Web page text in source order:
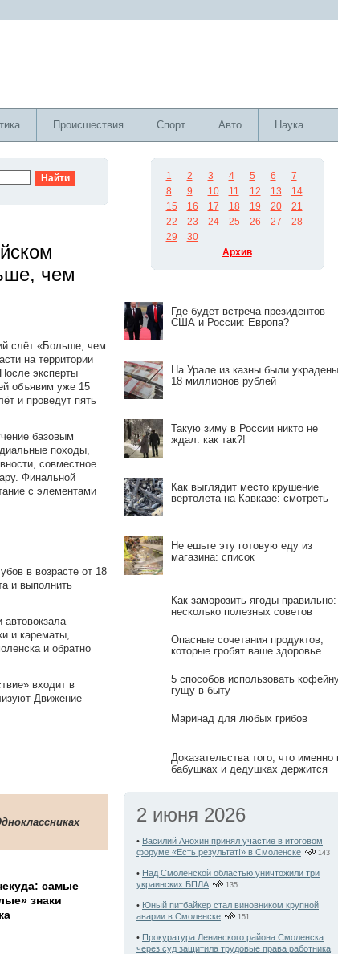
Происшествия Спорт Авто Наука
чем
слёт «Больше, чем
на территории
эксперты
объявим уже 15
и проведут пять
базовым
походы,
совместное
Финальной
с элементами
в возрасте от 18
и выполнить
автовокзала
и карематы,
и обратно
входит в
Движение
самые
знаки
1 2 3 4 5 6
7
8
9 10 11 12 13
14
15
16 17 18 19 20
21
22
23 24 25 26 27
28
29
30
Архив
Где будет встреча президентов
США и России: Европа?
На Урале из казны были украдены
18 миллионов рублей
Такую зиму в России никто не
ждал: как так?!
Как выглядит место крушение
вертолета на Кавказе: смотреть
Не ешьте эту готовую еду из
магазина: список
Как заморозить ягоды правильно:
несколько полезных советов
Опасные сочетания продуктов,
которые гробят ваше здоровье
5 способов использовать
гущу в быту
Маринад для любых грибов
Доказательства того, что именно
бабушках и дедушках держится
2 июня 2026
• Василий Анохин принял участие в итоговом
форуме «Есть результат!» в Смоленске
143
• Над Смоленской областью уничтожили три
украинских БПЛА
135
• Юный питбайкер стал виновником крупной
аварии в Смоленске
151
• Прокуратура Ленинского района Смоленска
через суд защитила трудовые права работника